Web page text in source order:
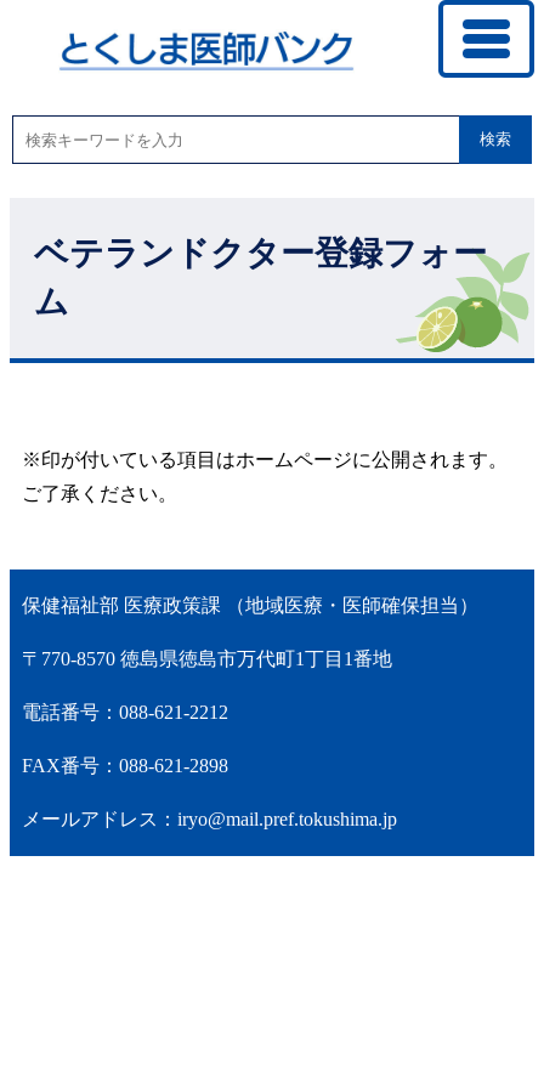
検索
ベテランドクター登録フォー
ム
※印が付いている項目はホームページに公開されます。
ご了承ください。
保健福祉部 医療政策課 （地域医療・医師確保担当）
〒770-8570 徳島県徳島市万代町1丁目1番地
電話番号：088-621-2212
FAX番号：088-621-2898
メールアドレス：iryo@mail.pref.tokushima.jp